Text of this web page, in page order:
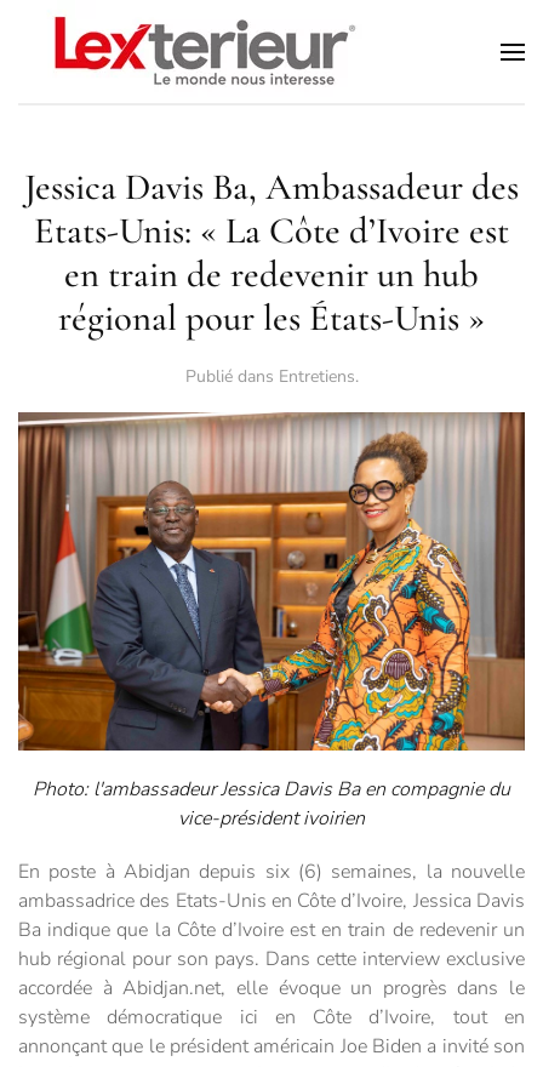
Accéder au contenu principal
Jessica Davis Ba, Ambassadeur des
Etats-Unis: « La Côte d’Ivoire est
en train de redevenir un hub
régional pour les États-Unis »
Publié dans Entretiens.
Photo: l'ambassadeur Jessica Davis Ba en compagnie du
vice-président ivoirien
En poste à Abidjan depuis six (6) semaines, la nouvelle
ambassadrice des Etats-Unis en Côte d’Ivoire, Jessica Davis
Ba indique que la Côte d’Ivoire est en train de redevenir un
hub régional pour son pays. Dans cette interview exclusive
accordée à Abidjan.net, elle évoque un progrès dans le
système démocratique ici en Côte d’Ivoire, tout en
annonçant que le président américain Joe Biden a invité son